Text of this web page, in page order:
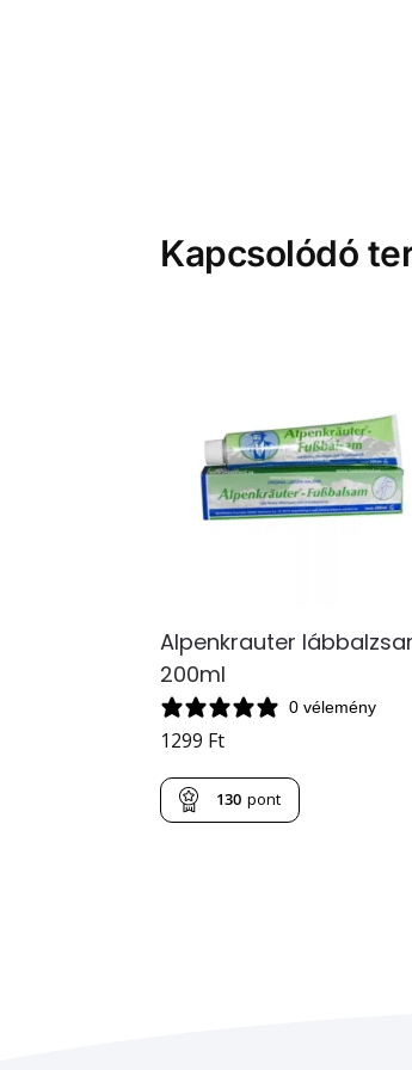
Kapcsolódó
Alpenkrauter
200ml
0 vélemény
1299 Ft
130 pont